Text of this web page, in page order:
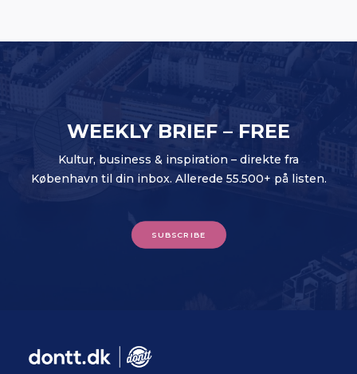
WEEKLY BRIEF – FREE
Kultur, business & inspiration – direkte fra
København til din inbox. Allerede 55.500+ på listen.
SUBSCRIBE